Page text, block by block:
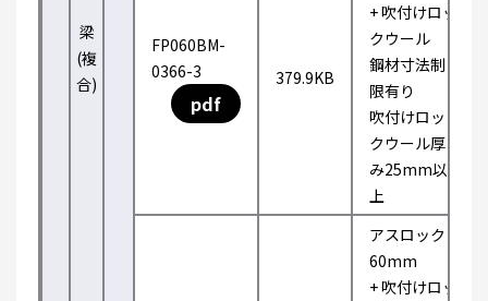
梁
(複
合)
FP060BM-
0366-3
pdf
379.9KB
+ 吹付けロッ
クウール
鋼材寸法制
限有り
吹付けロッ
クウール厚
み25mm以
上
アスロック
60mm
+ 吹付けロッ